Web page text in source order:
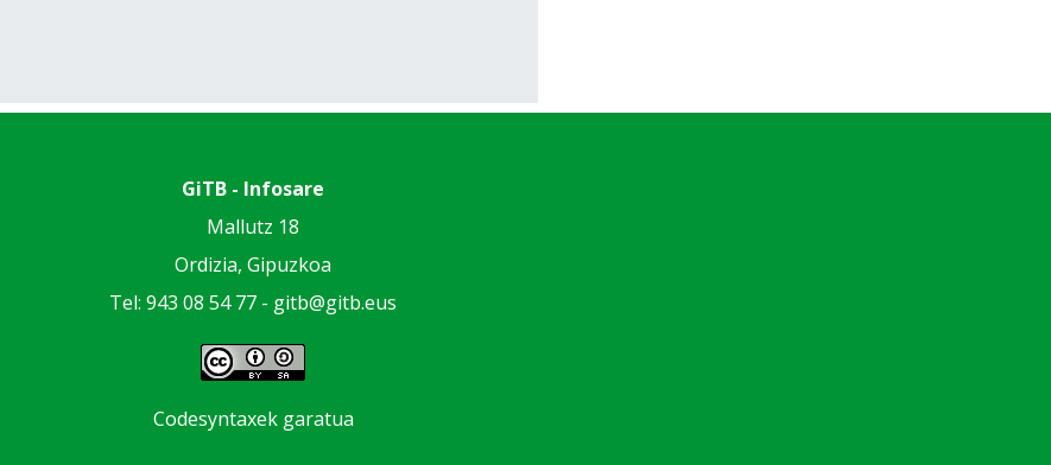
GiTB - Infosare
Mallutz 18
Ordizia, Gipuzkoa
Tel: 943 08 54 77 - gitb@gitb.eus
Codesyntaxek garatua